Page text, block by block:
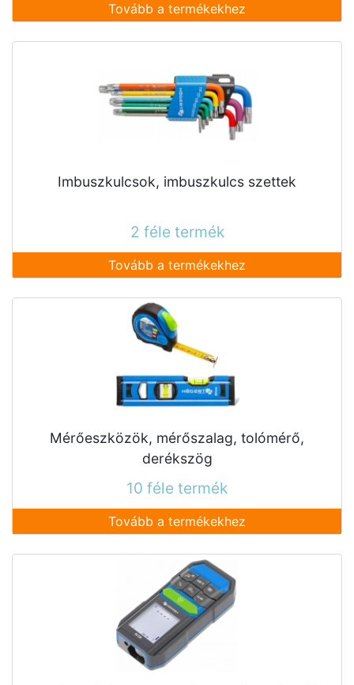
Tovább a termékekhez
Imbuszkulcsok, imbuszkulcs szettek
2 féle termék
Tovább a termékekhez
Mérőeszközök, mérőszalag, tolómérő,
derékszög
10 féle termék
Tovább a termékekhez